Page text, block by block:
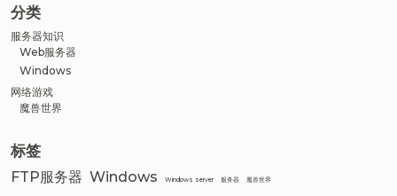
分类
服务器知识
Web服务器
Windows
网络游戏
魔兽世界
标签
FTP服务器 Windows Windows server 服务器 魔兽世界